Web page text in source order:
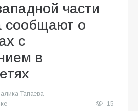
части
сообщают о
с
в
Тапаева
15